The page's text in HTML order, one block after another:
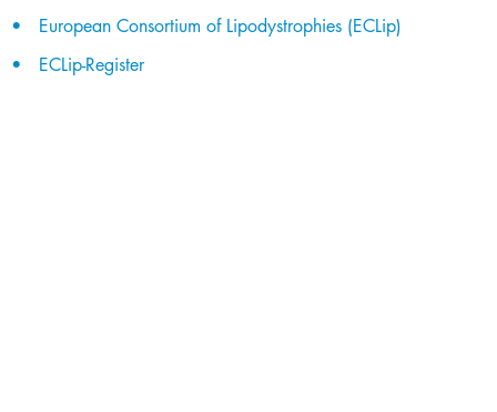
European Consortium of Lipodystrophies (ECLip)
ECLip-Register​​​​​